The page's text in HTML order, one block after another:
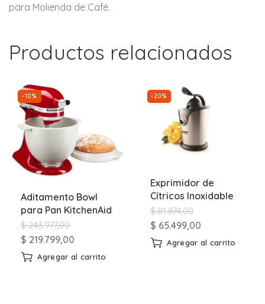
para Molienda de Café.
Productos relacionados
-10%
Aditamento Bowl
para Pan KitchenAid
$243.977,00
$ 219.799,00
Agregar al carrito
-20%
Exprimidor de
Cítricos Inoxidable
$81.874,00
$ 65.499,00
Agregar al carrito